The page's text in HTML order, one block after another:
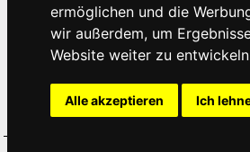
ermöglichen und die
wir außerdem, um
Website weiter zu
Alle akzeptieren Ich